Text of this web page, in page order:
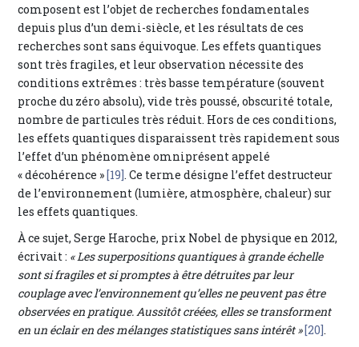
composent est l’objet de recherches fondamentales
depuis plus d’un demi-siècle, et les résultats de ces
recherches sont sans équivoque. Les effets quantiques
sont très fragiles, et leur observation nécessite des
conditions extrêmes : très basse température (souvent
proche du zéro absolu), vide très poussé, obscurité totale,
nombre de particules très réduit. Hors de ces conditions,
les effets quantiques disparaissent très rapidement sous
l’effet d’un phénomène omniprésent appelé
« décohérence »[19]. Ce terme désigne l’effet destructeur
de l’environnement (lumière, atmosphère, chaleur) sur
les effets quantiques.
À ce sujet, Serge Haroche, prix Nobel de physique en 2012,
écrivait : « Les superpositions quantiques à grande échelle
sont si fragiles et si promptes à être détruites par leur
couplage avec l’environnement qu’elles ne peuvent pas être
observées en pratique. Aussitôt créées, elles se transforment
en un éclair en des mélanges statistiques sans intérêt »[20].